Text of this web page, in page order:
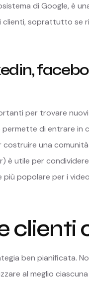
di Google, è
soprattutto se
per trovare nuovi
di entrare
una
è utile per
popolare per i
clienti
ben pianificata.
al meglio